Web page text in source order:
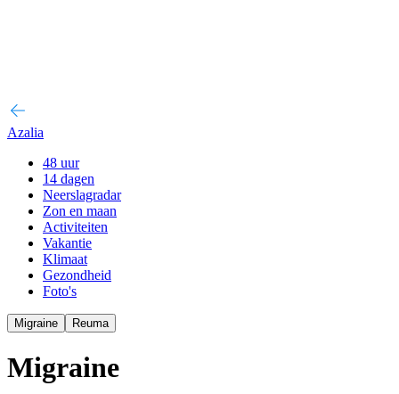
Azalia
48 uur
14 dagen
Neerslagradar
Zon en maan
Activiteiten
Vakantie
Klimaat
Gezondheid
Foto's
Migraine Reuma
Migraine